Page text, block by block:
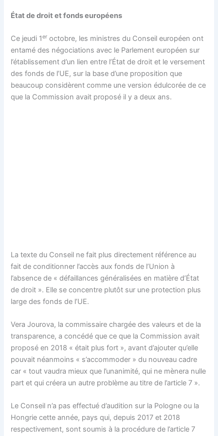
État de droit et fonds européens
Ce jeudi 1er octobre, les ministres du Conseil européen ont
entamé des négociations avec le Parlement européen sur
l’établissement d’un lien entre l’État de droit et le versement
des fonds de l’UE, sur la base d’une proposition que
beaucoup considèrent comme une version édulcorée de ce
que la Commission avait proposé il y a deux ans.
La texte du Conseil ne fait plus directement référence au
fait de conditionner l’accès aux fonds de l’Union à
l’absence de « défaillances généralisées en matière d’État
de droit ». Elle se concentre plutôt sur une protection plus
large des fonds de l’UE.
Vera Jourova, la commissaire chargée des valeurs et de la
transparence, a concédé que ce que la Commission avait
proposé en 2018 « était plus fort », avant d’ajouter qu’elle
pouvait néanmoins « s’accommoder » du nouveau cadre
car « tout vaudra mieux que l’unanimité, qui ne mènera nulle
part et qui créera un autre problème au titre de l’article 7 ».
Le Conseil n’a pas effectué d’audition sur la Pologne ou la
Hongrie cette année, pays qui, depuis 2017 et 2018
respectivement, sont soumis à la procédure de l’article 7